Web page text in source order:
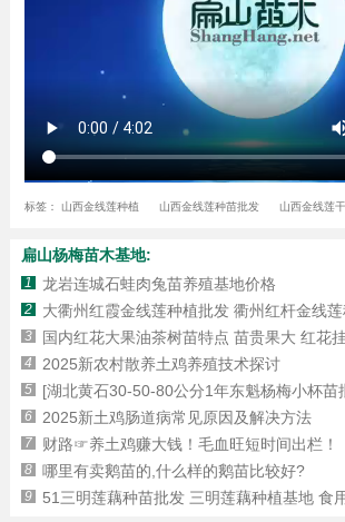
标签： 山西金线莲种植 山西金线莲种苗批发 山西金线莲
扁山杨梅苗木基地:
1 龙岩连城石蛙肉兔苗养殖基地价格
2 大衢州红霞金线莲种植批发 衢州红杆金线
3 国内红花大果油茶树苗特点 苗贵果大 红花
4 2025新农村散养土鸡养殖技术探讨
5 [湖北黄石30-50-80公分1年东魁杨梅小杯苗
6 2025新土鸡肠道病常见原因及解决方法
7 财路☞养土鸡赚大钱！毛血旺短时间出栏！
8 哪里有卖鹅苗的,什么样的鹅苗比较好?
9 51三明莲藕种苗批发 三明莲藕种植基地 食